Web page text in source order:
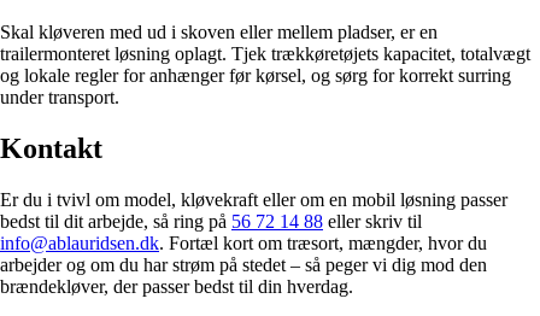
Skal kløveren med ud i skoven eller mellem pladser, er en
trailermonteret løsning oplagt. Tjek trækkøretøjets kapacitet, totalvægt
og lokale regler for anhænger før kørsel, og sørg for korrekt surring
under transport.
Kontakt
Er du i tvivl om model, kløvekraft eller om en mobil løsning passer
bedst til dit arbejde, så ring på 56 72 14 88 eller skriv til
info@ablauridsen.dk. Fortæl kort om træsort, mængder, hvor du
arbejder og om du har strøm på stedet – så peger vi dig mod den
brændekløver, der passer bedst til din hverdag.